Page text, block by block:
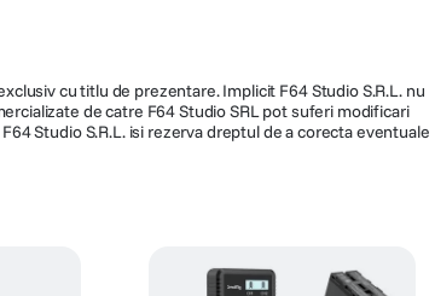
cu titlu de prezentare. Implicit F64 Studio S.R.L. nu
de catre F64 Studio SRL pot suferi modificari
Studio S.R.L. isi rezerva dreptul de a corecta eventuale